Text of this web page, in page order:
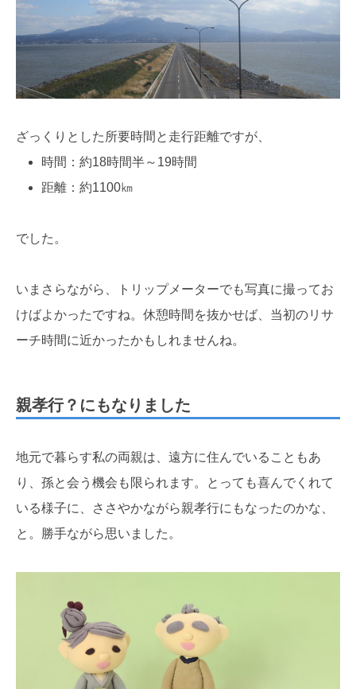
ざっくりとした所要時間と走行距離ですが、
時間：約18時間半～19時間
距離：約1100㎞
でした。
いまさらながら、トリップメーターでも写真に撮ってお
けばよかったですね。休憩時間を抜かせば、当初のリサ
ーチ時間に近かったかもしれませんね。
親孝行？にもなりました
地元で暮らす私の両親は、遠方に住んでいることもあ
り、孫と会う機会も限られます。とっても喜んでくれて
いる様子に、ささやかながら親孝行にもなったのかな、
と。勝手ながら思いました。